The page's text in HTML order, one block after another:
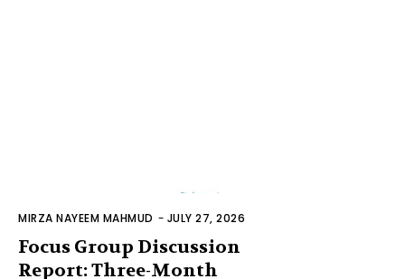
MIRZA NAYEEM MAHMUD - JULY 27, 2026
Focus Group Discussion
Report: Three-Month